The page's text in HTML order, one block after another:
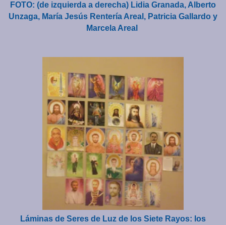
FOTO: (de izquierda a derecha) Lidia Granada, Alberto
Unzaga, María Jesús Rentería Areal, Patricia Gallardo y
Marcela Areal
Láminas de Seres de Luz de los Siete Rayos: los